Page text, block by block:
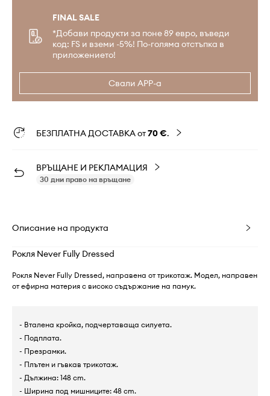
FINAL SALE
*Добави продукти за поне 89 евро, въведи
код: FS и вземи -5%! По-голяма отстъпка в
приложението!
Свали APP-а
БЕЗПЛАТНА ДОСТАВКА от70 €.
ВРЪЩАНЕ И РЕКЛАМАЦИЯ
30 дни право на връщане
Описание на продукта
Рокля Never Fully Dressed
Рокля Never Fully Dressed, направена от трикотаж. Модел, направен
от ефирна материя с високо съдържание на памук.
- Вталена кройка, подчертаваща силуета.
- Подплата.
- Презрамки.
- Плътен и гъвкав трикотаж.
- Дължина: 148 cm.
- Ширина под мишниците: 48 cm.